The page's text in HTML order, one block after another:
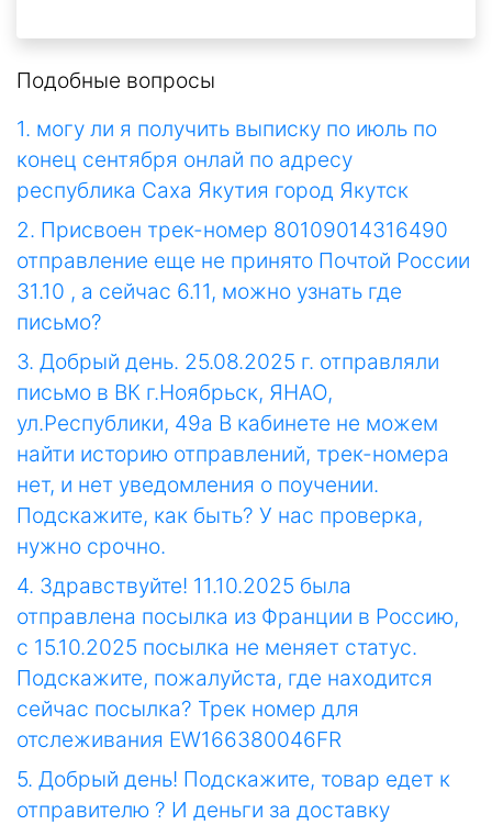
Подобные вопросы
1. могу ли я получить выписку по июль по
конец сентября онлай по адресу
республика Саха Якутия город Якутск
2. Присвоен трек-номер 80109014316490
отправление еще не принято Почтой России
31.10 , а сейчас 6.11, можно узнать где
письмо?
3. Добрый день. 25.08.2025 г. отправляли
письмо в ВК г.Ноябрьск, ЯНАО,
ул.Республики, 49а В кабинете не можем
найти историю отправлений, трек-номера
нет, и нет уведомления о поучении.
Подскажите, как быть? У нас проверка,
нужно срочно.
4. Здравствуйте! 11.10.2025 была
отправлена посылка из Франции в Россию,
с 15.10.2025 посылка не меняет статус.
Подскажите, пожалуйста, где находится
сейчас посылка? Трек номер для
отслеживания EW166380046FR
5. Добрый день! Подскажите, товар едет к
отправителю ? И деньги за доставку